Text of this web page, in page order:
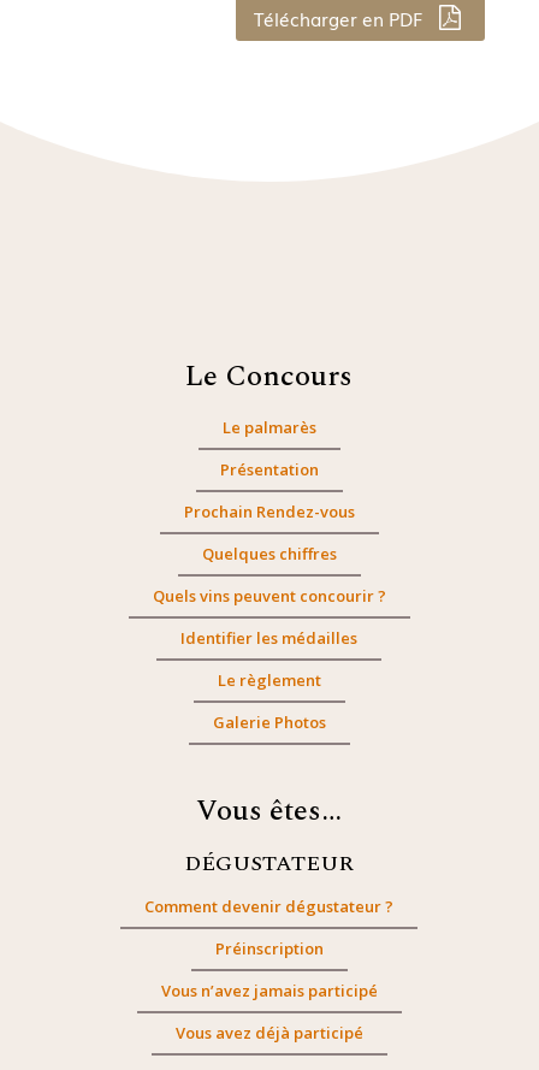
Télécharger en PDF
Le Concours
Le palmarès
Présentation
Prochain Rendez-vous
Quelques chiffres
Quels vins peuvent concourir ?
Identifier les médailles
Le règlement
Galerie Photos
Vous êtes…
DÉGUSTATEUR
Comment devenir dégustateur ?
Préinscription
Vous n’avez jamais participé
Vous avez déjà participé